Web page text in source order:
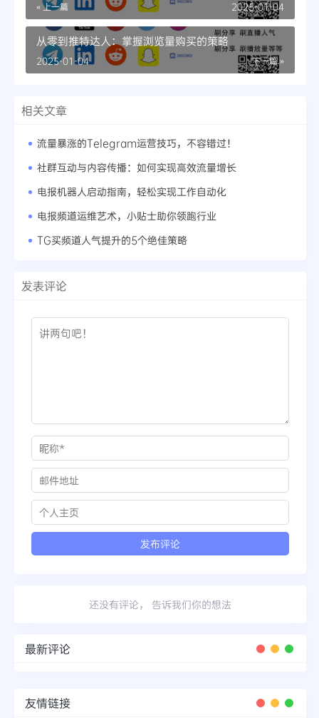
« 上一篇 2025-01-04
从零到推特达人：掌握浏览量购买的策略
下一篇 »
2025-01-04
相关文章
流量暴涨的Telegram运营技巧，不容错过！
社群互动与内容传播：如何实现高效流量增长
电报机器人启动指南，轻松实现工作自动化
电报频道运维艺术，小贴士助你领跑行业
TG买频道人气提升的5个绝佳策略
发表评论
还没有评论， 告诉我们你的想法
最新评论
友情链接